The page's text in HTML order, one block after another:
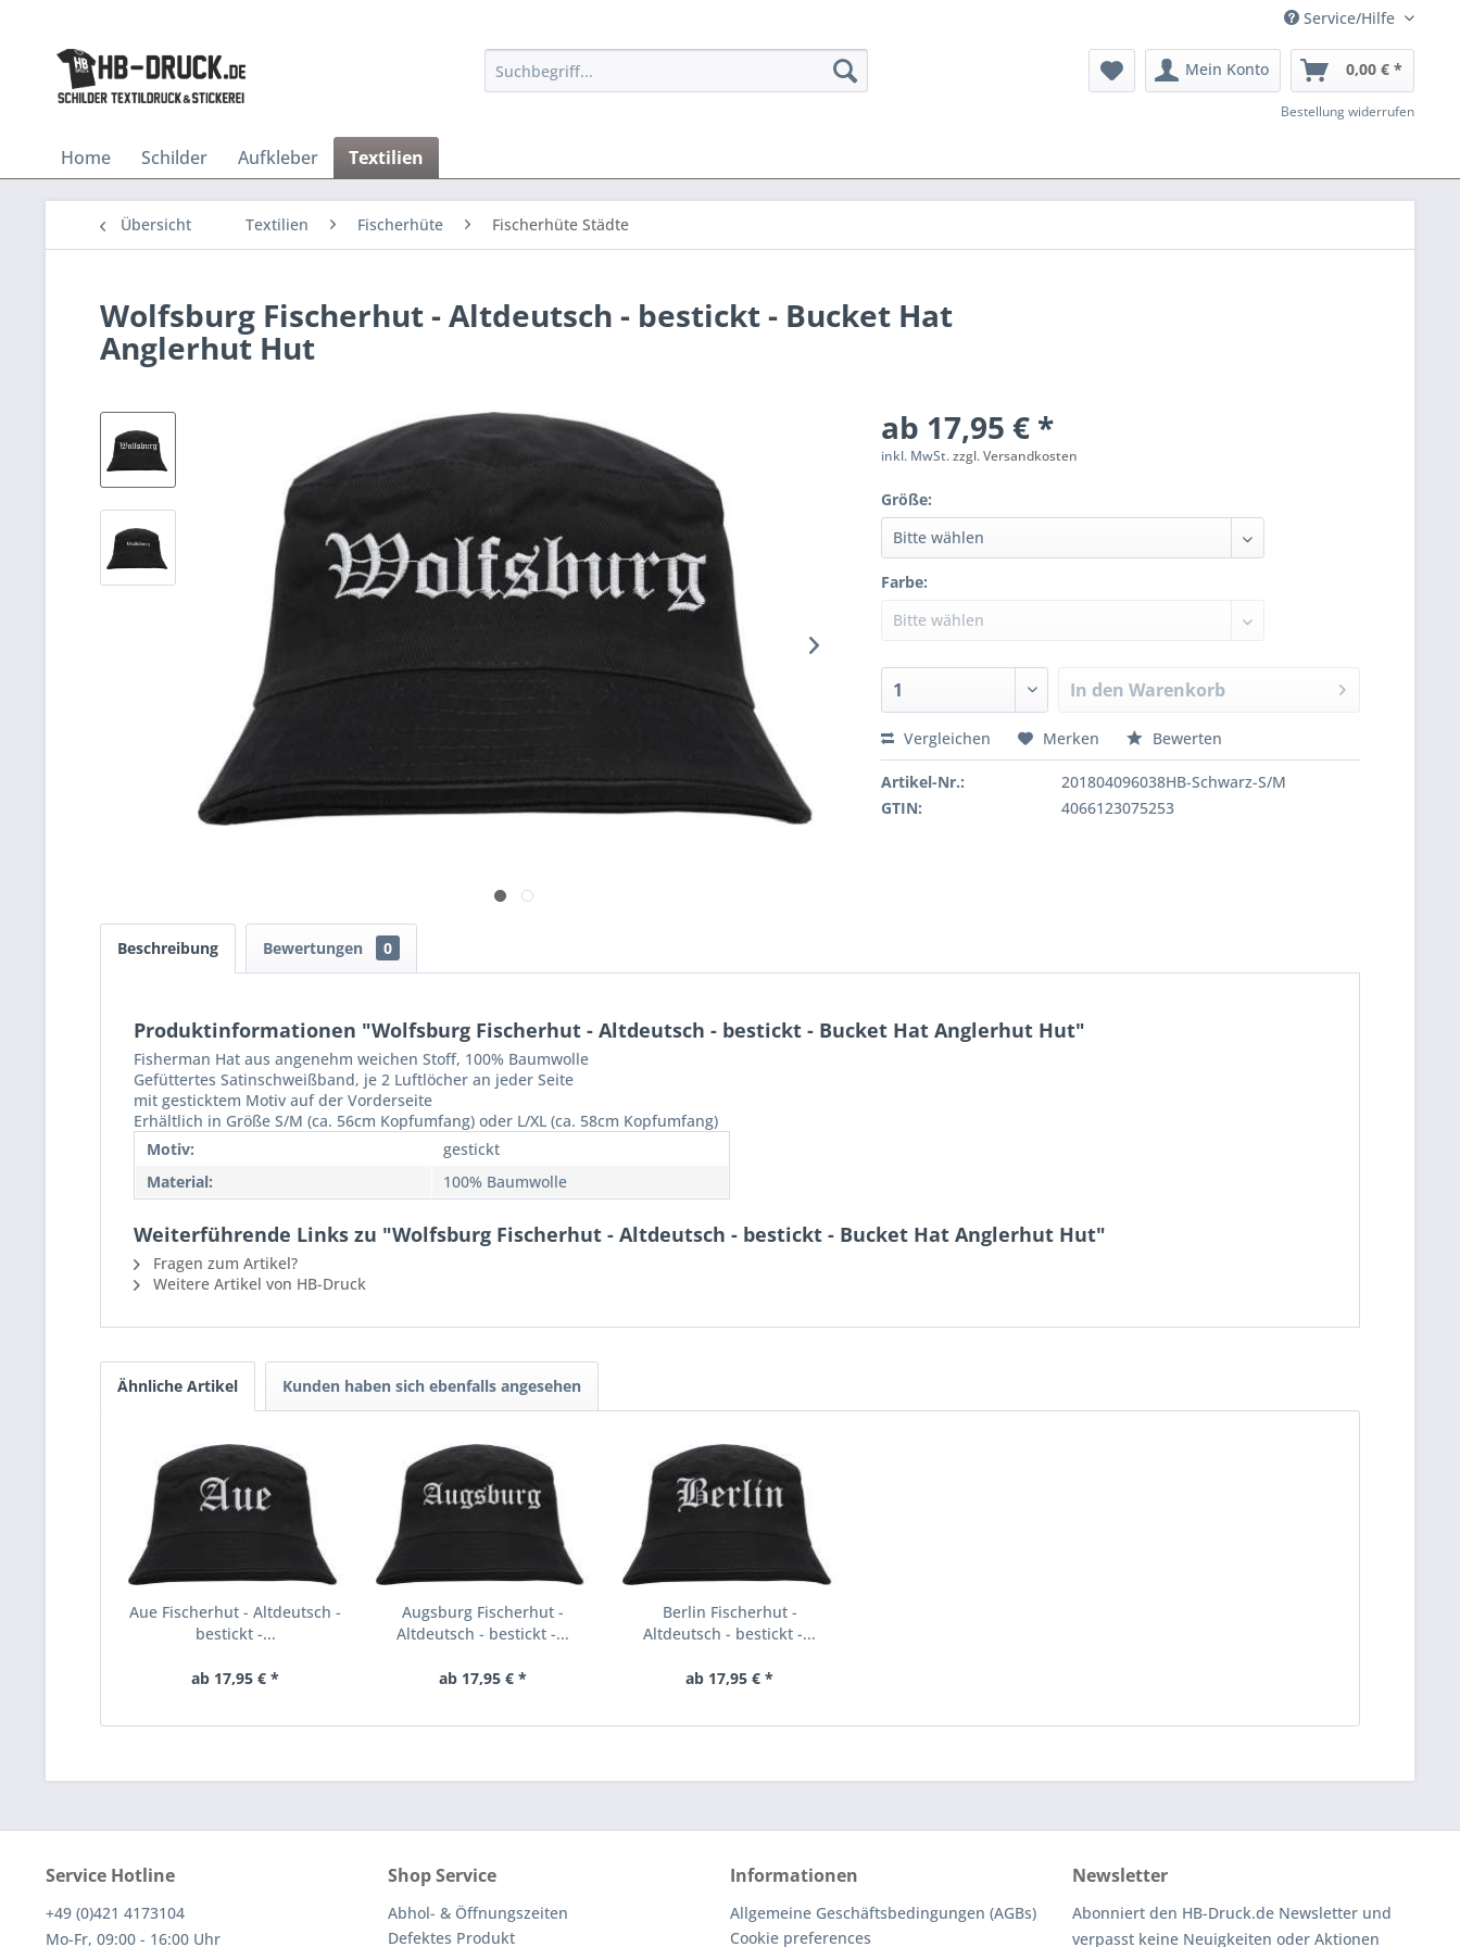
Service/Hilfe
Mein Konto 0,00 € *
Bestellung widerrufen
Home Schilder Aufkleber Textilien
Übersicht Textilien Fischerhüte Fischerhüte Städte
Wolfsburg Fischerhut - Altdeutsch - bestickt - Bucket Hat
Anglerhut Hut
ab 17,95 € *
inkl. MwSt.zzgl. Versandkosten
Größe:
Farbe:
In den Warenkorb
Vergleichen Merken Bewerten
Artikel-Nr.:
201804096038HB-Schwarz-S/M
GTIN:
4066123075253
Beschreibung Bewertungen 0
Produktinformationen "Wolfsburg Fischerhut - Altdeutsch - bestickt - Bucket Hat Anglerhut Hut"
Fisherman Hat aus angenehm weichen Stoff, 100% Baumwolle
Gefüttertes Satinschweißband, je 2 Luftlöcher an jeder Seite
mit gesticktem Motiv auf der Vorderseite
Erhältlich in Größe S/M (ca. 56cm Kopfumfang) oder L/XL (ca. 58cm Kopfumfang)
Motiv:
gestickt
Material:
100% Baumwolle
Weiterführende Links zu "Wolfsburg Fischerhut - Altdeutsch - bestickt - Bucket Hat Anglerhut Hut"
Fragen zum Artikel?
Weitere Artikel von HB-Druck
Ähnliche Artikel Kunden haben sich ebenfalls angesehen
Aue Fischerhut - Altdeutsch -
bestickt -...
ab 17,95 € *
Augsburg Fischerhut -
Altdeutsch - bestickt -...
ab 17,95 € *
Berlin Fischerhut -
Altdeutsch - bestickt -...
ab 17,95 € *
Service Hotline
+49 (0)421 4173104
Mo-Fr, 09:00 - 16:00 Uhr
Shop Service
Abhol- & Öffnungszeiten
Defektes Produkt
Informationen
Allgemeine Geschäftsbedingungen (AGBs)
Cookie preferences
Newsletter
Abonniert den HB-Druck.de Newsletter und
verpasst keine Neuigkeiten oder Aktionen